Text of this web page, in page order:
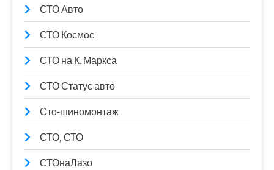
СТО Авто
СТО Космос
СТО на К. Маркса
СТО Статус авто
Сто-шиномонтаж
СТО, СТО
СТОнаЛазо